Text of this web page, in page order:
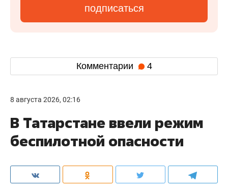
подписаться
Комментарии 4
8 августа 2026, 02:16
В Татарстане ввели режим
беспилотной опасности